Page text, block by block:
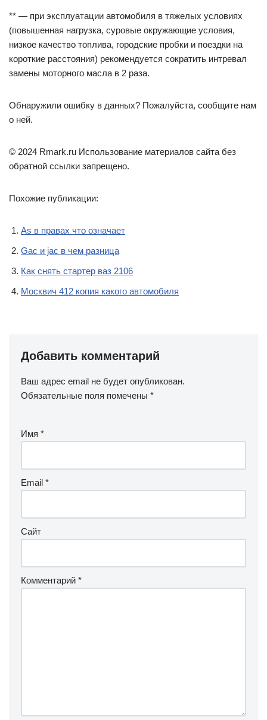
** — при эксплуатации автомобиля в тяжелых условиях
(повышенная нагрузка, суровые окружающие условия,
низкое качество топлива, городские пробки и поездки на
короткие расстояния) рекомендуется сократить интревал
замены моторного масла в 2 раза.
Обнаружили ошибку в данных? Пожалуйста, сообщите нам
о ней.
© 2024 Rmark.ru Использование материалов сайта без
обратной ссылки запрещено.
Похожие публикации:
As в правах что означает
Gac и jac в чем разница
Как снять стартер ваз 2106
Москвич 412 копия какого автомобиля
Добавить комментарий
Ваш адрес email не будет опубликован.
Обязательные поля помечены *
Имя *
Email *
Сайт
Комментарий *